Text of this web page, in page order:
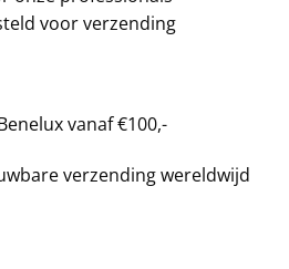
voor verzending
vanaf €100,-
verzending wereldwijd